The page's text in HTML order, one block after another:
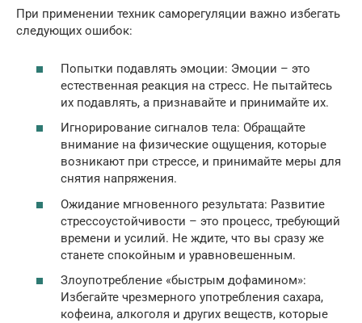
При применении техник саморегуляции важно избегать
следующих ошибок:
Попытки подавлять эмоции: Эмоции – это
естественная реакция на стресс. Не пытайтесь
их подавлять, а признавайте и принимайте их.
Игнорирование сигналов тела: Обращайте
внимание на физические ощущения, которые
возникают при стрессе, и принимайте меры для
снятия напряжения.
Ожидание мгновенного результата: Развитие
стрессоустойчивости – это процесс, требующий
времени и усилий. Не ждите, что вы сразу же
станете спокойным и уравновешенным.
Злоупотребление «быстрым дофамином»:
Избегайте чрезмерного употребления сахара,
кофеина, алкоголя и других веществ, которые